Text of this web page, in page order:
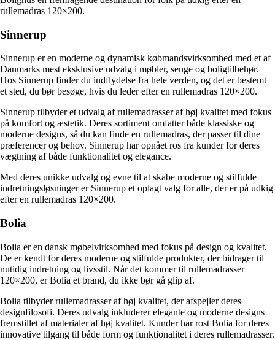
rullemadras 120×200.
Sinnerup
Sinnerup er en moderne og dynamisk købmandsvirksomhed med et af
Danmarks mest eksklusive udvalg i møbler, senge og boligtilbehør.
Hos Sinnerup finder du indflydelse fra hele verden, og det er bestemt
et sted, du bør besøge, hvis du leder efter en rullemadras 120×200.
Sinnerup tilbyder et udvalg af rullemadrasser af høj kvalitet med fokus
på komfort og æstetik. Deres sortiment omfatter både klassiske og
moderne designs, så du kan finde en rullemadras, der passer til dine
præferencer og behov. Sinnerup har opnået ros fra kunder for deres
vægtning af både funktionalitet og elegance.
Med deres unikke udvalg og evne til at skabe moderne og stilfulde
indretningsløsninger er Sinnerup et oplagt valg for alle, der er på udkig
efter en rullemadras 120×200.
Bolia
Bolia er en dansk møbelvirksomhed med fokus på design og kvalitet.
De er kendt for deres moderne og stilfulde produkter, der bidrager til
nutidig indretning og livsstil. Når det kommer til rullemadrasser
120×200, er Bolia et brand, du ikke bør gå glip af.
Bolia tilbyder rullemadrasser af høj kvalitet, der afspejler deres
designfilosofi. Deres udvalg inkluderer elegante og moderne designs
fremstillet af materialer af høj kvalitet. Kunder har rost Bolia for deres
innovative tilgang til både form og funktionalitet i deres rullemadrasser.